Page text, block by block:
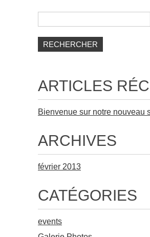
ARTICLES
Bienvenue sur notre nouveau
ARCHIVES
février 2013
CATÉGORIES
events